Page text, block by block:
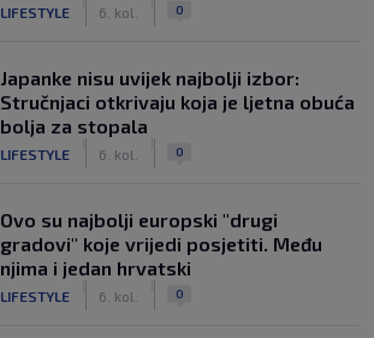
LIFESTYLE 6. kol. 0
Japanke nisu uvijek najbolji izbor:
Stručnjaci otkrivaju koja je ljetna obuća
bolja za stopala
LIFESTYLE 6. kol. 0
Ovo su najbolji europski "drugi
gradovi" koje vrijedi posjetiti. Među
njima i jedan hrvatski
LIFESTYLE 6. kol. 0